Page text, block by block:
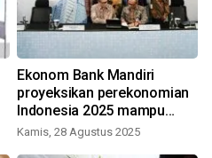
Ekonom Bank Mandiri
proyeksikan perekonomian
Indonesia 2025 mampu
tumbuh 5 persen
Kamis, 28 Agustus 2025